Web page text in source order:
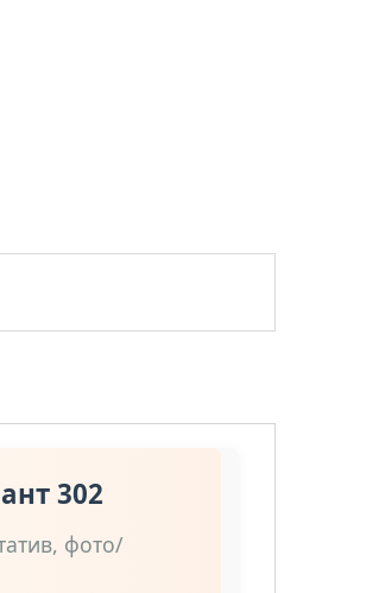
302
фото/